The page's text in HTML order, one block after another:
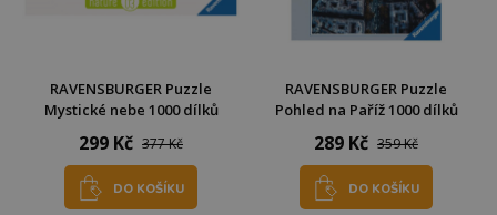
RAVENSBURGER Puzzle
Mystické nebe 1000 dílků
299 Kč 377 Kč
DO KOŠÍKU
RAVENSBURGER Puzzle
Pohled na Paříž 1000 dílků
289 Kč 359 Kč
DO KOŠÍKU